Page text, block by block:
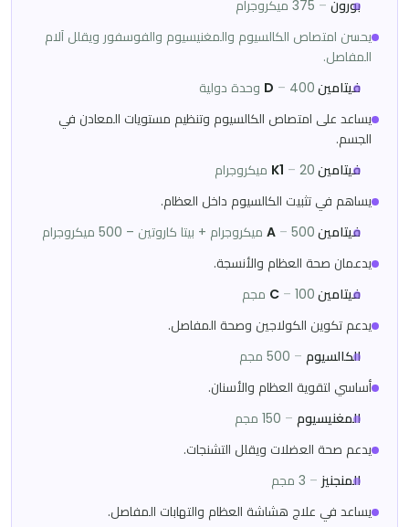
بورون – 375 ميكروجرام
يحسن امتصاص الكالسيوم والمغنيسيوم والفوسفور ويقلل آلام
المفاصل.
فيتامين D
– 400 وحدة دولية
يساعد على امتصاص الكالسيوم وتنظيم مستويات المعادن في
الجسم.
فيتامين K1
– 20 ميكروجرام
يساهم في تثبيت الكالسيوم داخل العظام.
فيتامين A
– 500 ميكروجرام + بيتا كاروتين – 500 ميكروجرام
يدعمان صحة العظام والأنسجة.
فيتامين C
– 100 مجم
يدعم تكوين الكولاجين وصحة المفاصل.
الكالسيوم – 500 مجم
أساسي لتقوية العظام والأسنان.
المغنيسيوم – 150 مجم
يدعم صحة العضلات ويقلل التشنجات.
المنجنيز – 3 مجم
يساعد في علاج هشاشة العظام والتهابات المفاصل.